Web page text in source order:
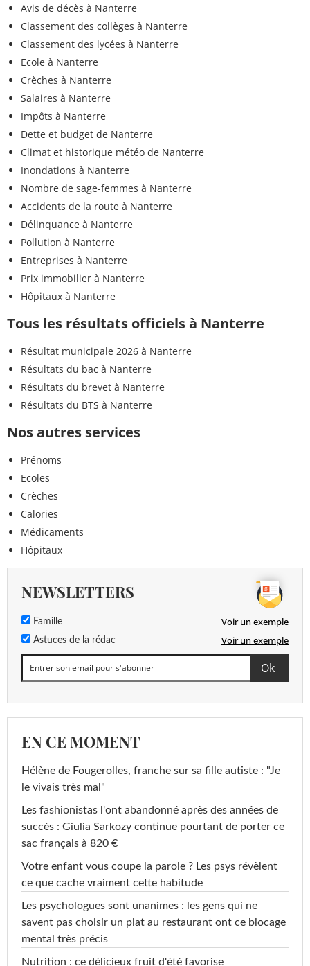
Avis de décès à Nanterre
Classement des collèges à Nanterre
Classement des lycées à Nanterre
Ecole à Nanterre
Crèches à Nanterre
Salaires à Nanterre
Impôts à Nanterre
Dette et budget de Nanterre
Climat et historique météo de Nanterre
Inondations à Nanterre
Nombre de sage-femmes à Nanterre
Accidents de la route à Nanterre
Délinquance à Nanterre
Pollution à Nanterre
Entreprises à Nanterre
Prix immobilier à Nanterre
Hôpitaux à Nanterre
Tous les résultats officiels à Nanterre
Résultat municipale 2026 à Nanterre
Résultats du bac à Nanterre
Résultats du brevet à Nanterre
Résultats du BTS à Nanterre
Nos autres services
Prénoms
Ecoles
Crèches
Calories
Médicaments
Hôpitaux
NEWSLETTERS
Famille Voir un exemple
Astuces de la rédac Voir un exemple
EN CE MOMENT
Hélène de Fougerolles, franche sur sa fille autiste : "Je
le vivais très mal"
Les fashionistas l'ont abandonné après des années de
succès : Giulia Sarkozy continue pourtant de porter ce
sac français à 820 €
Votre enfant vous coupe la parole ? Les psys révèlent
ce que cache vraiment cette habitude
Les psychologues sont unanimes : les gens qui ne
savent pas choisir un plat au restaurant ont ce blocage
mental très précis
Nutrition : ce délicieux fruit d'été favorise